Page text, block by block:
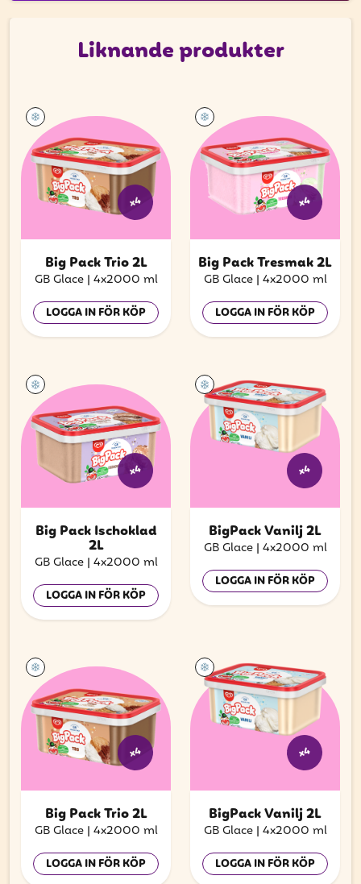
Liknande produkter
x4
Big Pack Trio 2L
GB Glace | 4x2000 ml
LOGGA IN FÖR KÖP
x4
Big Pack Tresmak 2L
GB Glace | 4x2000 ml
LOGGA IN FÖR KÖP
x4
Big Pack Ischoklad
2L
GB Glace | 4x2000 ml
LOGGA IN FÖR KÖP
x4
BigPack Vanilj 2L
GB Glace | 4x2000 ml
LOGGA IN FÖR KÖP
x4
Big Pack Trio 2L
GB Glace | 4x2000 ml
LOGGA IN FÖR KÖP
x4
BigPack Vanilj 2L
GB Glace | 4x2000 ml
LOGGA IN FÖR KÖP